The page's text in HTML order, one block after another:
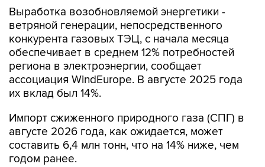
Выработка возобновляемой энергетики -
ветряной генерации, непосредственного
конкурента газовых ТЭЦ, с начала месяца
обеспечивает в среднем 12% потребностей
региона в электроэнергии, сообщает
ассоциация WindEurope. В августе 2025 года
их вклад был 14%.
Импорт сжиженного природного газа (СПГ) в
августе 2026 года, как ожидается, может
составить 6,4 млн тонн, что на 14% ниже, чем
годом ранее.